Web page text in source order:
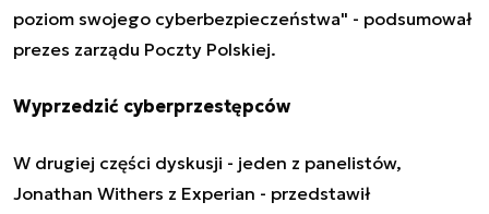
poziom swojego cyberbezpieczeństwa" - podsumował
prezes zarządu Poczty Polskiej.
Wyprzedzić cyberprzestępców
W drugiej części dyskusji - jeden z panelistów,
Jonathan Withers z Experian - przedstawił